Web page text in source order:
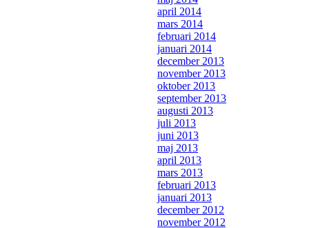
april 2014
mars 2014
februari 2014
januari 2014
december 2013
november 2013
oktober 2013
september 2013
augusti 2013
juli 2013
juni 2013
maj 2013
april 2013
mars 2013
februari 2013
januari 2013
december 2012
november 2012